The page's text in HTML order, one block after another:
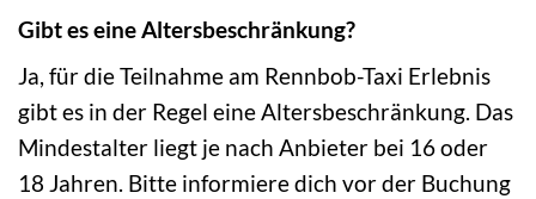
Gibt es eine Altersbeschränkung?
Ja, für die Teilnahme am Rennbob-Taxi Erlebnis
gibt es in der Regel eine Altersbeschränkung. Das
Mindestalter liegt je nach Anbieter bei 16 oder
18 Jahren. Bitte informiere dich vor der Buchung